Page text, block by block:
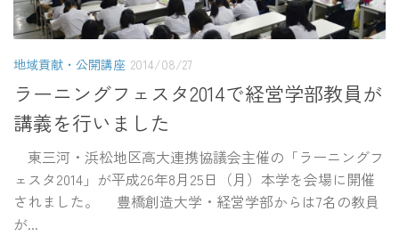
地域貢献・公開講座 2014/08/27
ラーニングフェスタ2014で経営学部教員が
講義を行いました
東三河・浜松地区高大連携協議会主催の「ラーニングフ
ェスタ2014」が平成26年8月25日（月）本学を会場に開催
されました。 豊橋創造大学・経営学部からは7名の教員
が...